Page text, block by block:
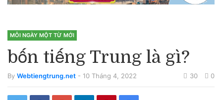
MỖI NGÀY MỘT TỪ MỚI
bốn tiếng Trung là gì?
By Webtiengtrung.net - 10 Tháng 4, 2022 30 0